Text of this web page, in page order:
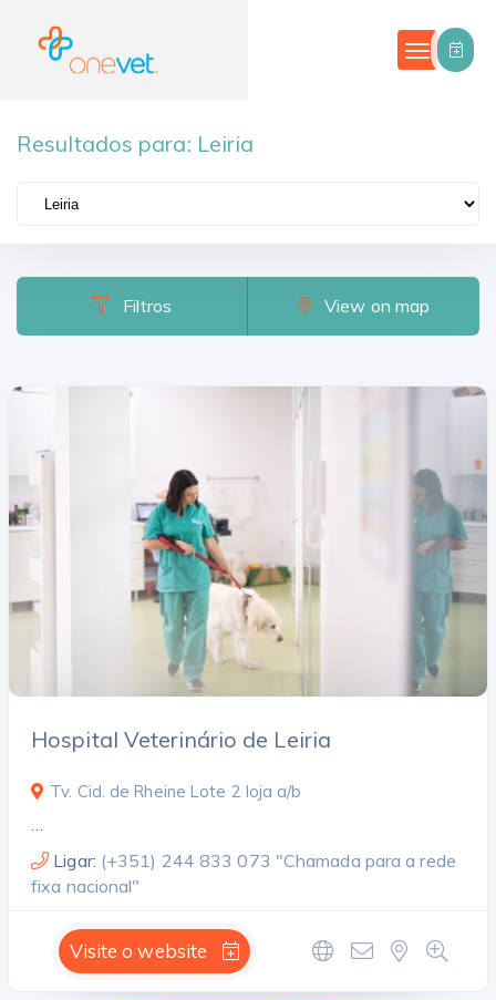
Filtros
Pesquisar
Open Now
Endoscopy Cirurgia general
Laboratori
Resultados para: Leiria
Filtros View on map
Hospital Veterinário de Leiria
Tv. Cid. de Rheine Lote 2 loja a/b
…
Ligar: (+351) 244 833 073 "Chamada para a rede
fixa nacional"
Visite o website